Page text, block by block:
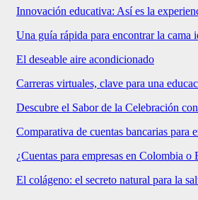
Innovación educativa: Así es la
Una guía rápida para encontrar la cama
El deseable aire acondicionado
Carreras virtuales, clave para una
Descubre el Sabor de la Celebración
Comparativa de cuentas bancarias para
¿Cuentas para empresas en Colombia
El colágeno: el secreto natural para la